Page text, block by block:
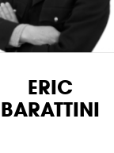
ERIC
BARATTINI